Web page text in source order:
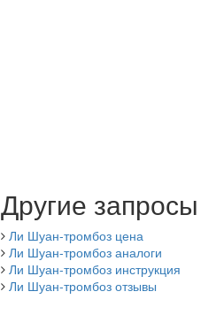
Другие запросы
Ли Шуан-тромбоз цена
Ли Шуан-тромбоз аналоги
Ли Шуан-тромбоз инструкция
Ли Шуан-тромбоз отзывы